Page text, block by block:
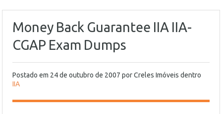
Money Back Guarantee IIA IIA-
CGAP Exam Dumps
Postado em 24 de outubro de 2007 porCreles Imóveis dentro
IIA